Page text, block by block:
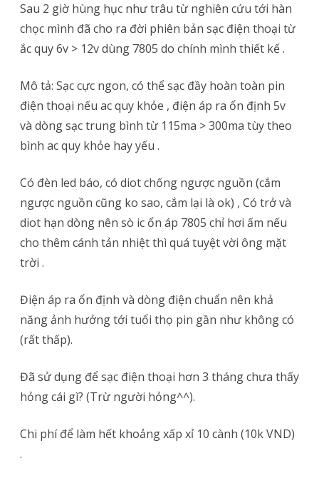
Dẫn
Làm
Điện
Thoại
Dự
Từ
Quy
Ổn
Sau 2 giờ hùng hục như trâu từ nghiên cứu tới hàn
chọc mình đã cho ra đời phiên bản sạc điện thoại từ
ắc quy 6v > 12v dùng 7805 do chính mình thiết kế .
Mô tả: Sạc cực ngon, có thể sạc đầy hoàn toàn pin
điện thoại nếu ac quy khỏe , điện áp ra ổn định 5v
và dòng sạc trung bình từ 115ma > 300ma tùy theo
bình ac quy khỏe hay yếu .
Có đèn led báo, có diot chống ngược nguồn (cắm
ngược nguồn cũng ko sao, cắm lại là ok) , Có trở và
diot hạn dòng nên sò ic ổn áp 7805 chỉ hơi ấm nếu
cho thêm cánh tản nhiệt thì quá tuyệt vời ông mặt
trời .
Điện áp ra ổn định và dòng điện chuẩn nên khả
năng ảnh hưởng tới tuổi thọ pin gần như không có
(rất thấp).
Đã sử dụng để sạc điện thoại hơn 3 tháng chưa thấy
hỏng cái gì? (Trừ người hỏng^^).
Chi phí để làm hết khoảng xấp xỉ 10 cành (10k VND)
.